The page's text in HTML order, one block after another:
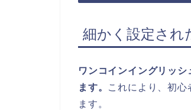
細かく設定され
ワンコインイングリッ
ます。 これにより、初心
ます。